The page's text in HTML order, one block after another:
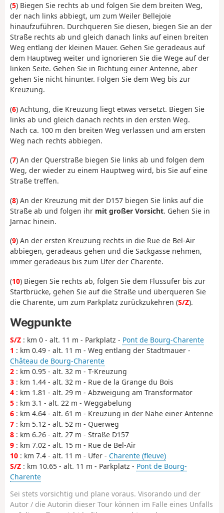
(5) Biegen Sie rechts ab und folgen Sie dem breiten Weg,
der nach links abbiegt, um zum Weiler Bellejoie
hinaufzuführen. Durchqueren Sie diesen, biegen Sie an der
Straße rechts ab und gleich danach links auf einen breiten
Weg entlang der kleinen Mauer. Gehen Sie geradeaus auf
dem Hauptweg weiter und ignorieren Sie die Wege auf der
linken Seite. Gehen Sie in Richtung einer Antenne, aber
gehen Sie nicht hinunter. Folgen Sie dem Weg bis zur
Kreuzung.
(6) Achtung, die Kreuzung liegt etwas versetzt. Biegen Sie
links ab und gleich danach rechts in den ersten Weg.
Nach ca. 100 m den breiten Weg verlassen und am ersten
Weg nach rechts abbiegen.
(7) An der Querstraße biegen Sie links ab und folgen dem
Weg, der wieder zu einem Hauptweg wird, bis Sie auf eine
Straße treffen.
(8) An der Kreuzung mit der D157 biegen Sie links auf die
Straße ab und folgen ihr mit großer Vorsicht. Gehen Sie in
Jarnac hinein.
(9) An der ersten Kreuzung rechts in die Rue de Bel-Air
abbiegen, geradeaus gehen und die Sackgasse nehmen,
immer geradeaus bis zum Ufer der Charente.
(10) Biegen Sie rechts ab, folgen Sie dem Flussufer bis zur
Startbrücke, gehen Sie auf die Straße und überqueren Sie
die Charente, um zum Parkplatz zurückzukehren (S/Z).
Wegpunkte
S/Z : km 0 - alt. 11 m - Parkplatz - Pont de Bourg-Charente
1 : km 0.49 - alt. 11 m - Weg entlang der Stadtmauer -
Château de Bourg-Charente
2 : km 0.95 - alt. 32 m - T-Kreuzung
3 : km 1.44 - alt. 32 m - Rue de la Grange du Bois
4 : km 1.81 - alt. 29 m - Abzweigung am Transformator
5 : km 3.1 - alt. 22 m - Weggabelung
6 : km 4.64 - alt. 61 m - Kreuzung in der Nähe einer Antenne
7 : km 5.12 - alt. 52 m - Querweg
8 : km 6.26 - alt. 27 m - Straße D157
9 : km 7.02 - alt. 15 m - Rue de Bel-Air
10 : km 7.4 - alt. 11 m - Ufer - Charente (fleuve)
S/Z : km 10.65 - alt. 11 m - Parkplatz - Pont de Bourg-
Charente
Sei stets vorsichtig und plane voraus. Visorando und der
Autor / die Autorin dieser Tour können im Falle eines Unfalls